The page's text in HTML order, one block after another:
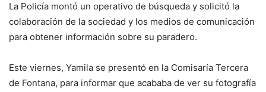
La Policía montó un operativo de búsqueda y solicitó la
colaboración de la sociedad y los medios de comunicación
para obtener información sobre su paradero.
Este viernes, Yamila se presentó en la Comisaría Tercera
de Fontana, para informar que acababa de ver su fotografía